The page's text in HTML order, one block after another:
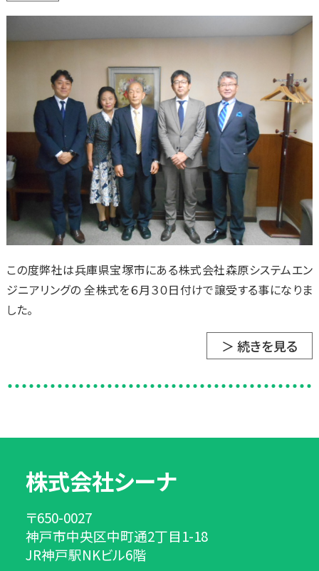
この度弊社は兵庫県宝塚市にある株式会社森原システムエン
ジニアリングの 全株式を６月３０日付けで譲受する事になりま
した。
＞ 続きを見る
株式会社シーナ
〒650-0027
神戸市中央区中町通2丁目1-18
JR神戸駅NKビル6階